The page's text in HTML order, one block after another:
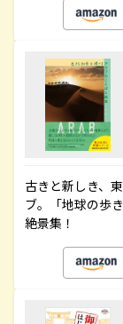
古きと新しき、
ブ。「地球の歩
絶景集！